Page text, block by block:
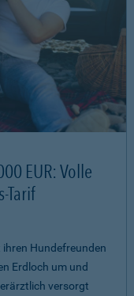
EUR: Volle
Tarif
ihren Hundefreunden
Erdloch um und
versorgt